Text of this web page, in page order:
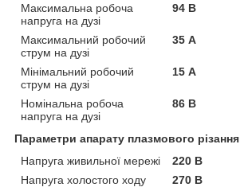
Максимальна робоча
напруга на дузі
94 В
Максимальний робочий
струм на дузі
35 А
Мінімальний робочий
струм на дузі
15 А
Номінальна робоча
напруга на дузі
86 В
Параметри апарату плазмового різання
Напруга живильної мережі
220 В
Напруга холостого ходу
270 В